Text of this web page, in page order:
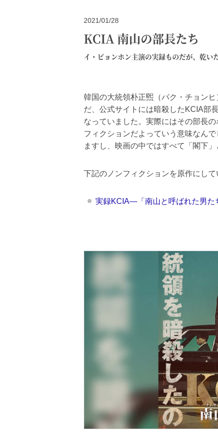
2021/01/28
KCIA 南山の部長たち
イ・ビョンホン主演の実録ものだが、乾い
韓国の大統領朴正煕（パク・チョン
だ、公式サイトには暗殺したKCIA部
なっていました。実際にはその部長
フィクションだよっていう意味なん
ますし、映画の中ではすべて「閣下
下記のノンフィクションを原作にし
実録KCIA―「南山と呼ばれた男た